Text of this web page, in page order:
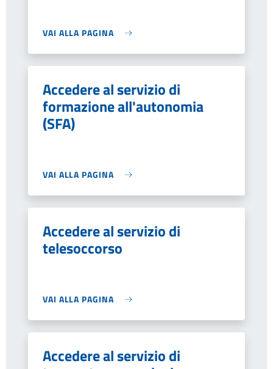
VAI ALLA PAGINA
Accedere al servizio di
formazione all'autonomia
(SFA)
VAI ALLA PAGINA
Accedere al servizio di
telesoccorso
VAI ALLA PAGINA
Accedere al servizio di